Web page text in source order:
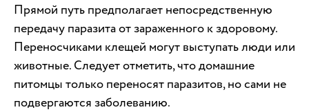
Прямой путь предполагает непосредственную
передачу паразита от зараженного к здоровому.
Переносчиками клещей могут выступать люди или
животные. Следует отметить, что домашние
питомцы только переносят паразитов, но сами не
подвергаются заболеванию.